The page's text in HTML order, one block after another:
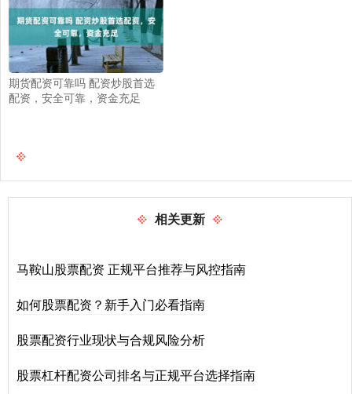
期货配资可靠吗 配资炒股首选
配资，安全可靠，资金充足
相关更新
马鞍山股票配资 正规平台推荐与风控指南
如何股票配资？新手入门必看指南
股票配资行业现状与合规风险分析
股票杠杆配资公司排名与正规平台选择指南